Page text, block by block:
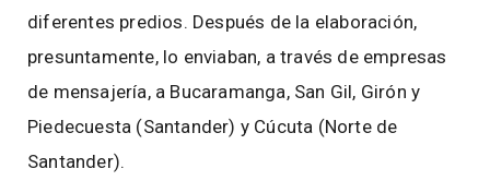
diferentes predios. Después de la elaboración,
presuntamente, lo enviaban, a través de empresas
de mensajería, a Bucaramanga, San Gil, Girón y
Piedecuesta (Santander) y Cúcuta (Norte de
Santander).